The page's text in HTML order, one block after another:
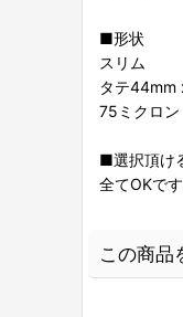
■形状
スリム
タテ44mm
75ミクロン
■選択頂け
全てOKです
この商品